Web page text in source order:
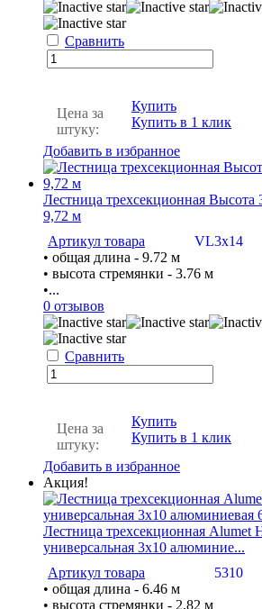
Сравнить
Цена за
штуку:
Купить
Купить в 1 клик
Добавить в избранное
Лестница трехсекционная Высота
9,72 м
Артикул товара
VL3х14
• общая длина - 9.72 м
• высота стремянки - 3.76 м
•...
0 отзывов
Сравнить
Цена за
штуку:
Купить
Купить в 1 клик
Добавить в избранное
Акция!
Лестница трехсекционная Alumet
универсальная 3х10 алюминие...
Артикул товара
5310
• общая длина - 6.46 м
• высота стремянки - 2.82 м